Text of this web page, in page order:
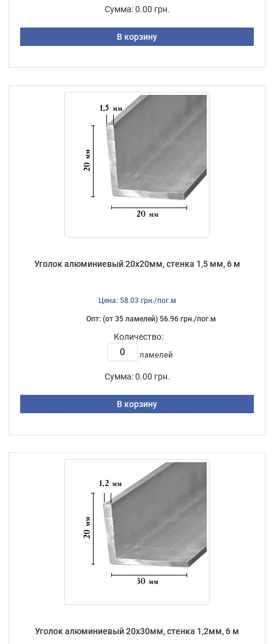
Сумма: 0.00 грн.
В корзину
Уголок алюминиевый 20х20мм, стенка 1,5 мм, 6 м
Цена: 58.03 грн./пог.м
Опт: (от 35 ламелей) 56.96 грн./пог.м
Количество:
ламелей
Сумма: 0.00 грн.
В корзину
Уголок алюминиевый 20х30мм, стенка 1,2мм, 6 м